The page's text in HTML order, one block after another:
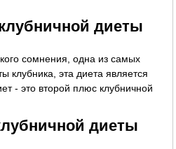
диеты
сомнения, одна из самых
клубника, эта диета является
- это второй плюс клубничной
диеты